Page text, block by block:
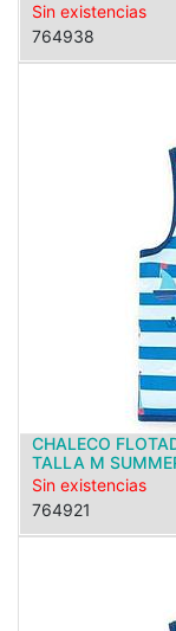
Sin existencias
764938
CHALECO
TALLA M
Sin existencias
764921